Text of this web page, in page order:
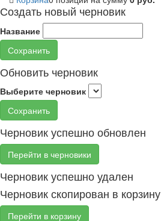
Создать новый черновик
Название
Сохранить
Обновить черновик
Выберите черновик
Сохранить
Черновик успешно обновлен
Перейти в черновики
Черновик успешно удален
Черновик скопирован в корзину
Перейти в корзину